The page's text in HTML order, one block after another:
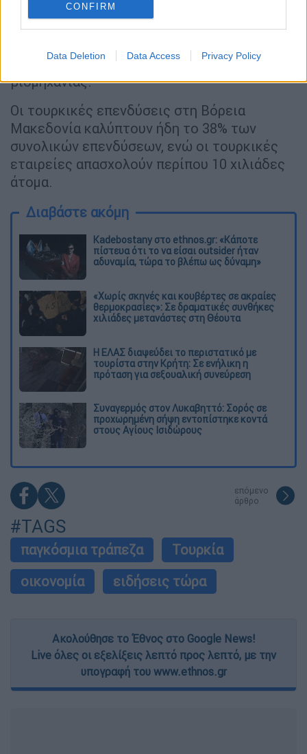
CONFIRM
Data Deletion Data Access Privacy Policy
Η Άγκυρα τονίζει τη σημασία της
επικαιροποίησης της συμφωνίας ελεύθερου
συνεργασίας στον τομέα της αμυντικής
βιομηχανίας.
Οι τουρκικές επενδύσεις στη Βόρεια
Μακεδονία καλύπτουν ήδη το 38% των
συνολικών επενδύσεων, ενώ οι τουρκικές
εταιρείες απασχολούν περίπου 10 χιλιάδες
άτομα.
Διαβάστε ακόμη
Kadebostany στο ethnos.gr: «Κάποτε
πίστευα ότι το να είσαι outsider ήταν
αδυναμία, τώρα το βλέπω ως δύναμη»
«Χωρίς σκηνές και κουβέρτες σε ακραίες
θερμοκρασίες»: Σε δραματικές συνθήκες
χιλιάδες μετανάστες στη Θέουτα
Η ΕΛΑΣ διαψεύδει το περιστατικό με
τουρίστα στην Κρήτη: Σε ενήλικη η
πρόταση για σεξουαλική συνεύρεση
Συναγερμός στον Λυκαβηττό: Σορός σε
προχωρημένη σήψη εντοπίστηκε κοντά
στους Αγίους Ισιδώρους
επόμενο
άρθρο
#TAGS
παγκόσμια τράπεζα
Τουρκία
οικονομία
ειδήσεις τώρα
Ακολούθησε το Έθνος στο Google News!
Live όλες οι εξελίξεις λεπτό προς λεπτό, με την
υπογραφή του www.ethnos.gr